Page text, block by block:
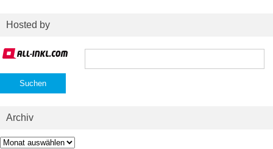
Hosted by
Suchen
Archiv
Archiv